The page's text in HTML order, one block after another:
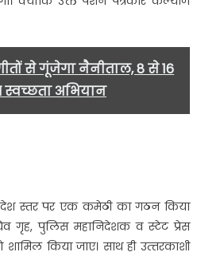
से गूंजेगा नैनीताल, 8 से 16
अभियान
स्तर पर एक कमेठी का गठन किया
गृह, पुलिस महानिदेशक व स्टेट प्रेस
किया जाए। साथ ही उत्त्तरकाशी